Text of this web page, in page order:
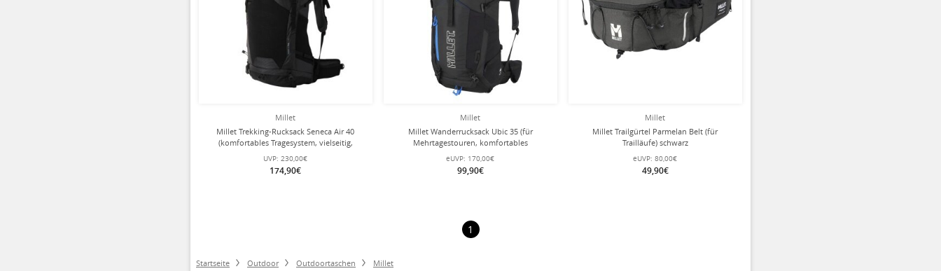
Millet
Millet Trekking-Rucksack Seneca Air 40
(komfortables Tragesystem, vielseitig,
UVP: 230,00€
174,90€
Millet
Millet Wanderrucksack Ubic 35 (für
Mehrtagestouren, komfortables
eUVP: 170,00€
99,90€
Millet
Millet Trailgürtel Parmelan Belt (für
Trailläufe) schwarz
eUVP: 80,00€
49,90€
1
Startseite Outdoor Outdoortaschen Millet